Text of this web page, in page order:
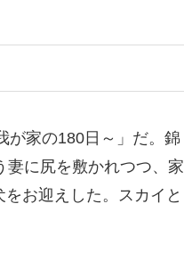
が家の180日～」だ。錦
妻に尻を敷かれつつ、家
お迎えした。スカイと